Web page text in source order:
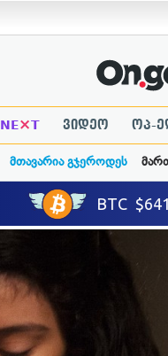
NE×T ვიდეო ოპ-
მთავარია გჯეროდეს